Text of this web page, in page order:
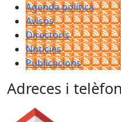
Agenda política
Avisos
Directoris
Notícies
Publicacions
Adreces i